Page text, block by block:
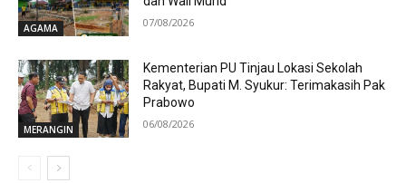
AGAMA 07/08/2026
MERANGIN
Kementerian PU Tinjau Lokasi Sekolah
Rakyat, Bupati M. Syukur: Terimakasih Pak
Prabowo
06/08/2026